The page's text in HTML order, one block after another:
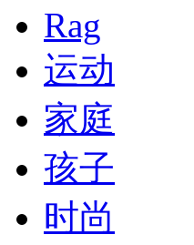
Rag
运动
家庭
孩子
时尚